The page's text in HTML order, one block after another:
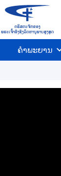
ຄຳພະຍານ